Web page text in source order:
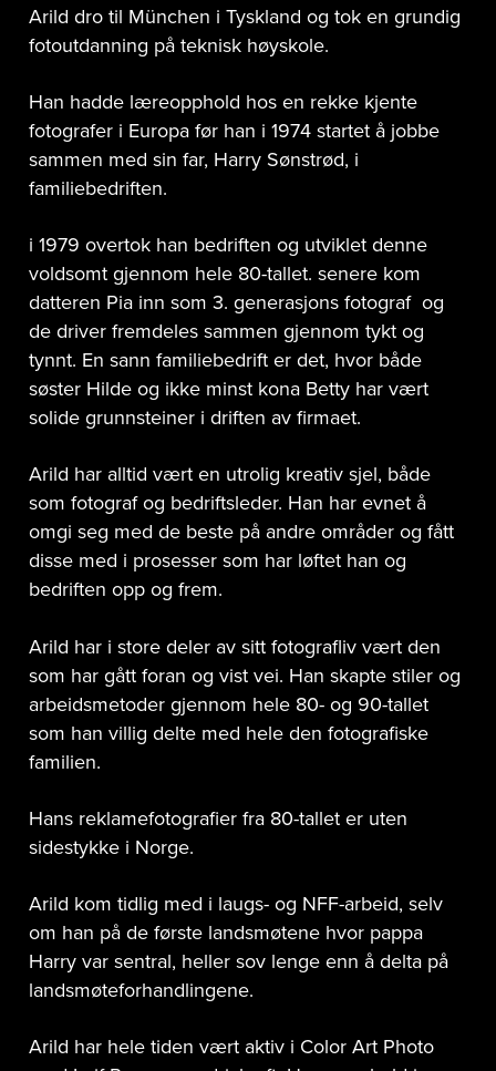
Arild dro til München i Tyskland og tok en grundig
fotoutdanning på teknisk høyskole.
Han hadde læreopphold hos en rekke kjente
fotografer i Europa før han i 1974 startet å jobbe
sammen med sin far, Harry Sønstrød, i
familiebedriften.
i 1979 overtok han bedriften og utviklet denne
voldsomt gjennom hele 80-tallet. senere kom
datteren Pia inn som 3. generasjons fotograf og
de driver fremdeles sammen gjennom tykt og
tynnt. En sann familiebedrift er det, hvor både
søster Hilde og ikke minst kona Betty har vært
solide grunnsteiner i driften av firmaet.
Arild har alltid vært en utrolig kreativ sjel, både
som fotograf og bedriftsleder. Han har evnet å
omgi seg med de beste på andre områder og fått
disse med i prosesser som har løftet han og
bedriften opp og frem.
Arild har i store deler av sitt fotografliv vært den
som har gått foran og vist vei. Han skapte stiler og
arbeidsmetoder gjennom hele 80- og 90-tallet
som han villig delte med hele den fotografiske
familien.
Hans reklamefotografier fra 80-tallet er uten
sidestykke i Norge.
Arild kom tidlig med i laugs- og NFF-arbeid, selv
om han på de første landsmøtene hvor pappa
Harry var sentral, heller sov lenge enn å delta på
landsmøteforhandlingene.
Arild har hele tiden vært aktiv i Color Art Photo